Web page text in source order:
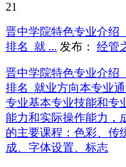
21
晋中学院特色专业介绍
排名_就 ... 发布： 经管
晋中学院特色专业介绍
排名_就业方向本专业
专业基本专业技能和专
能力和实际操作能力，
的主要课程：色彩、传
成、字体设置、标志